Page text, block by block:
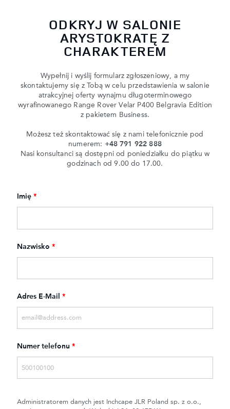
ODKRYJ W SALONIE
ARYSTOKRATĘ Z
CHARAKTEREM
Wypełnij i wyślij formularz zgłoszeniowy, a my
skontaktujemy się z Tobą w celu przedstawienia w salonie
atrakcyjnej oferty wynajmu długoterminowego
wyrafinowanego Range Rover Velar P400 Belgravia Edition
z pakietem Business.
Możesz też skontaktować się z nami telefonicznie pod
numerem: +48 791 922 888
Nasi konsultanci są dostępni od poniedziałku do piątku w
godzinach od 9.00 do 17.00.
Imię *
Nazwisko *
Adres E-Mail *
Numer telefonu *
Administratorem danych jest Inchcape JLR Poland sp. z o.o.,